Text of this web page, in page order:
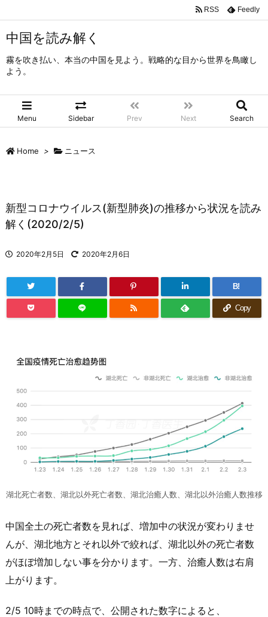
中国を読み解く
霧を吹き払い、本当の中国を見よう。戦略的な目から世界を鳥瞰し
よう。
Menu Sidebar Prev Next Search
RSS Feedly
Home > ニュース
新型コロナウイルス(新型肺炎)の推移から状況を読み
解く(2020/2/5)
2020年2月5日 2020年2月6日
B!
Copy
湖北死亡者数、湖北以外死亡者数、湖北治癒人数、湖北以外治癒人数推移
中国全土の死亡者数を見れば、増加中の状況が変わりませ
んが、湖北地方とそれ以外で絞れば、湖北以外の死亡者数
がほぼ増加しない事を分かります。一方、治癒人数は右肩
上がります。
2/5 10時までの時点で、公開された数字によると、